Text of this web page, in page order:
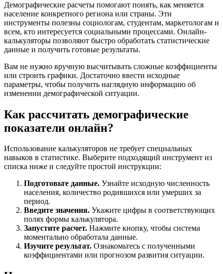
Демографические расчеты помогают понять, как меняется
население конкретного региона или страны. Эти
инструменты полезны социологам, студентам, маркетологам и
всем, кто интересуется социальными процессами. Онлайн-
калькуляторы позволяют быстро обработать статистические
данные и получить готовые результаты.
Вам не нужно вручную высчитывать сложные коэффициенты
или строить графики. Достаточно ввести исходные
параметры, чтобы получить наглядную информацию об
изменении демографической ситуации.
Как рассчитать демографические
показатели онлайн?
Использование калькуляторов не требует специальных
навыков в статистике. Выберите подходящий инструмент из
списка ниже и следуйте простой инструкции:
Подготовьте данные. Узнайте исходную численность
населения, количество родившихся или умерших за
период.
Введите значения. Укажите цифры в соответствующих
полях формы калькулятора.
Запустите расчет. Нажмите кнопку, чтобы система
моментально обработала данные.
Изучите результат. Ознакомьтесь с полученными
коэффициентами или прогнозом развития ситуации.